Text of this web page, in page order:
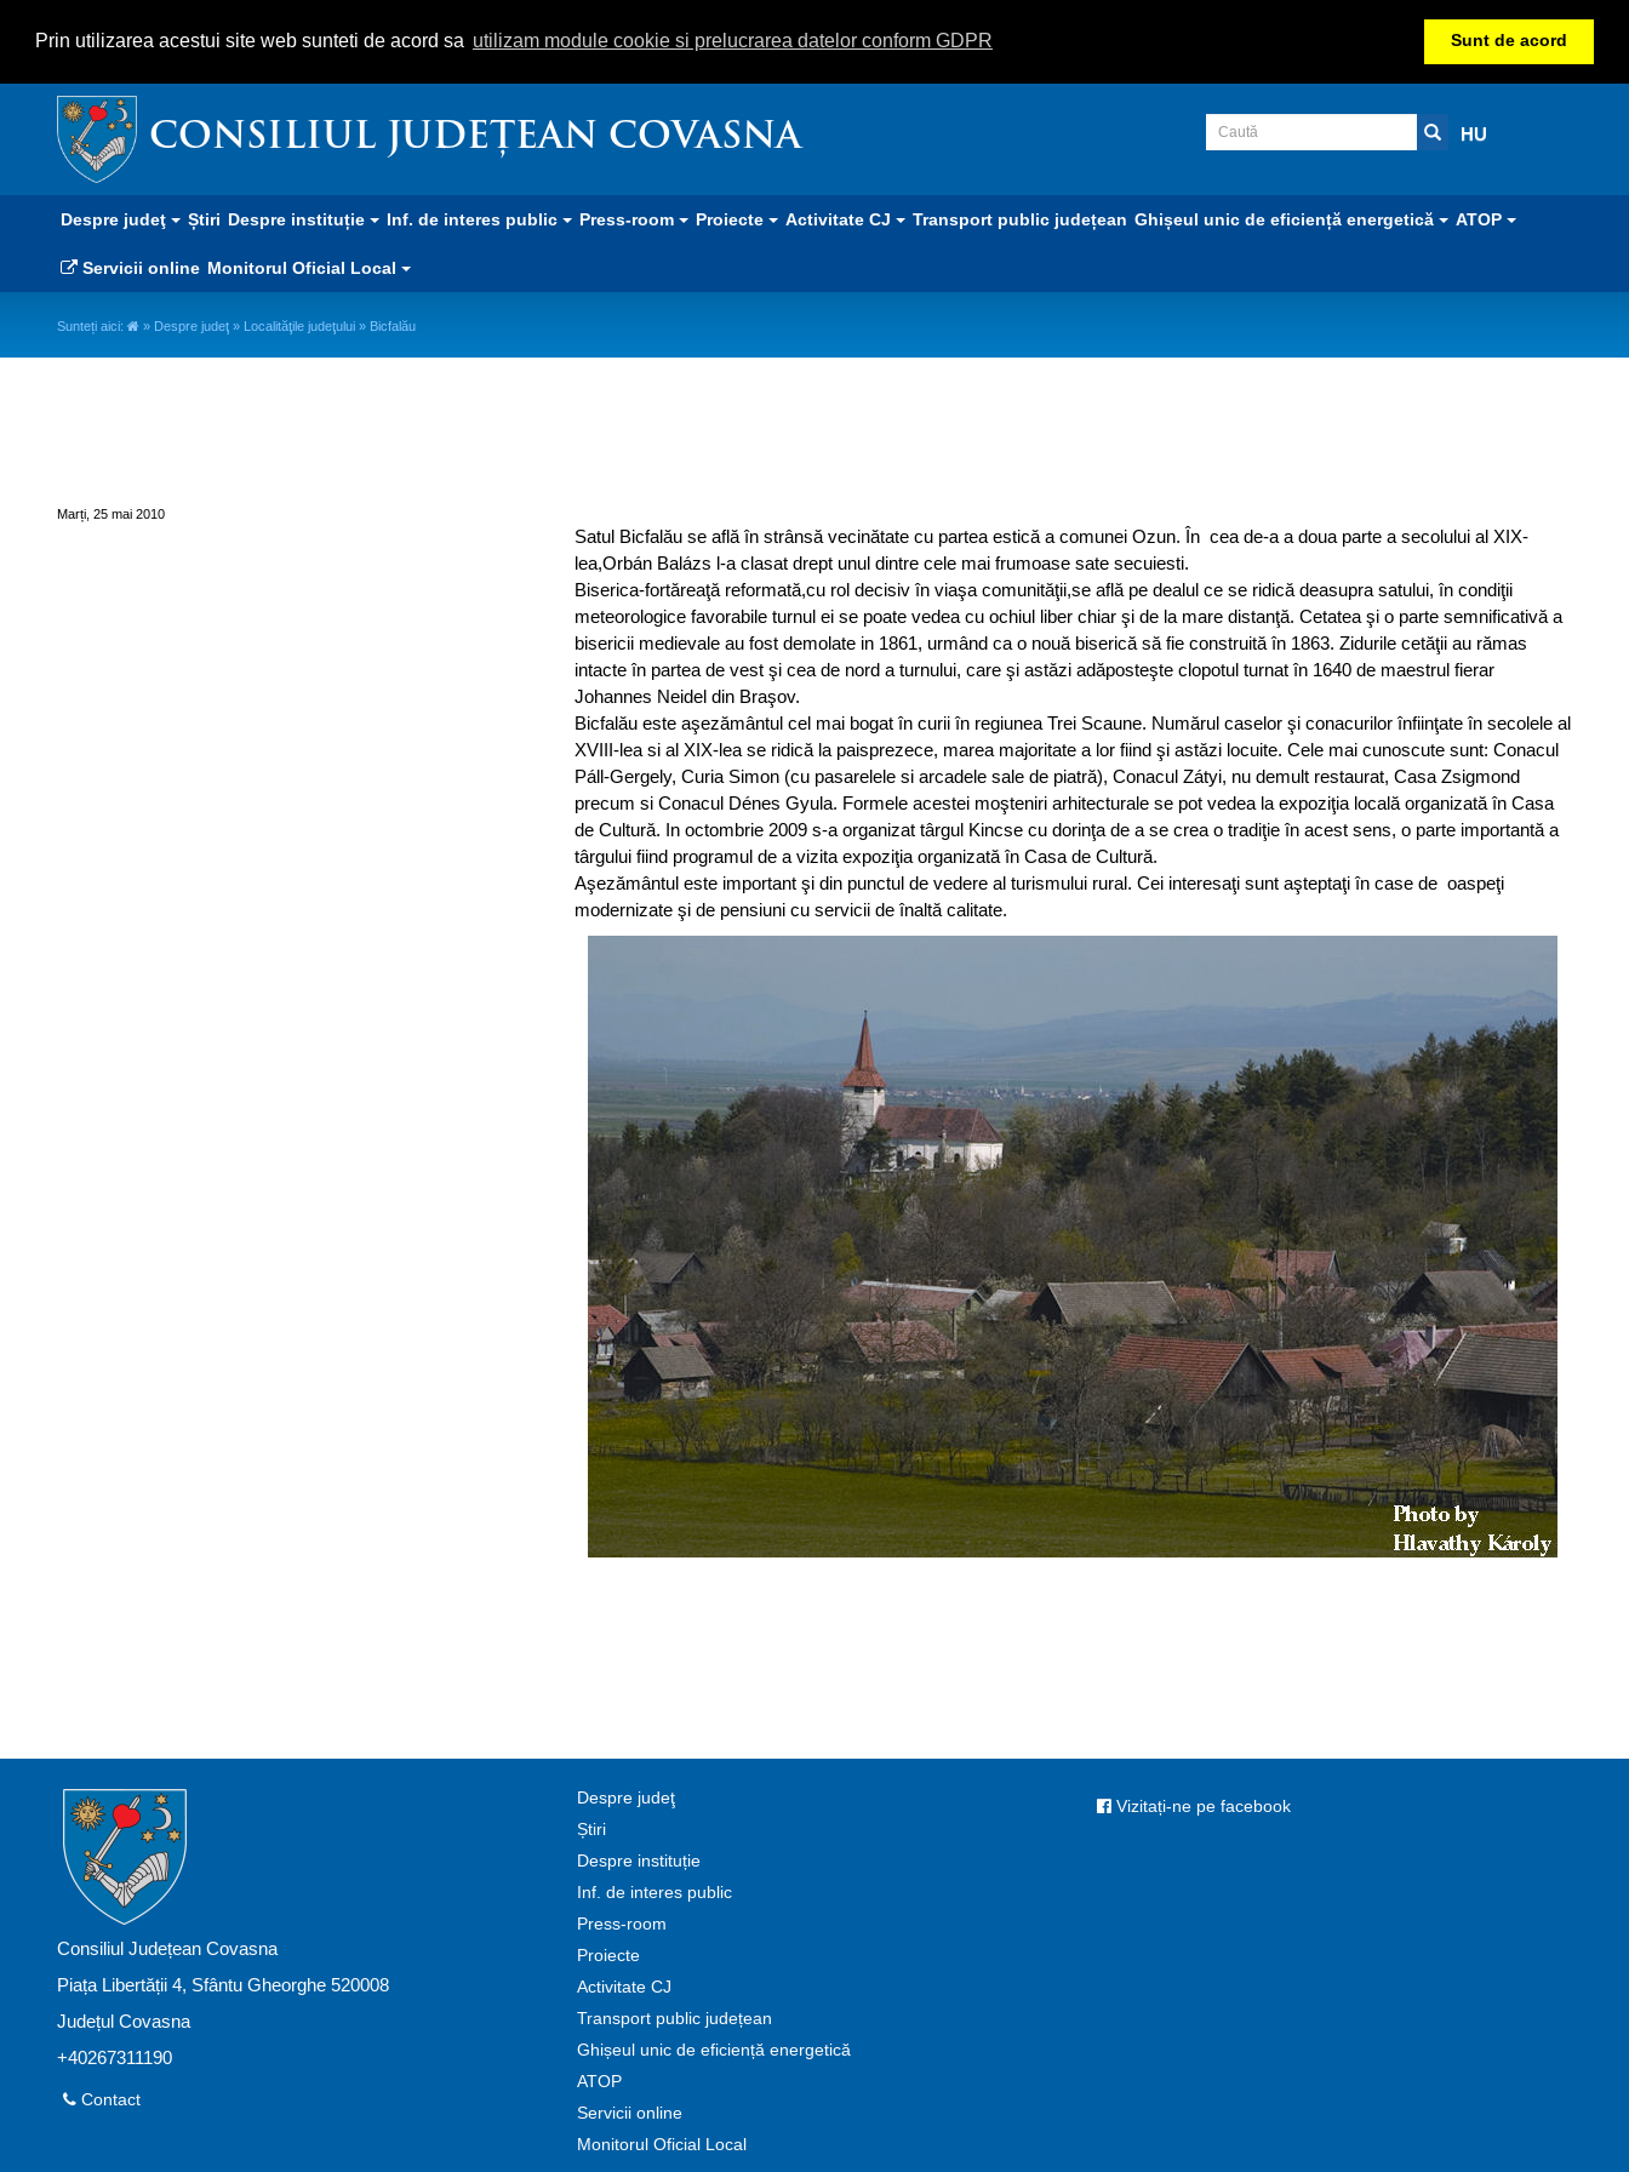
Prin utilizarea acestui site web sunteti de acord sa utilizam module cookie si prelucrarea datelor conform GDPR Sunt de acord
CONSILIUL JUDEȚEAN COVASNA HU
Despre judeţ Știri Despre instituție Inf. de interes public Press-room Proiecte Activitate CJ Transport public județean Ghișeul unic de eficiență energetică ATOP
Servicii online Monitorul Oficial Local
Sunteți aici: » Despre judeţ » Localităţile judeţului » Bicfalău
Marți, 25 mai 2010
Satul Bicfalău se află în strânsă vecinătate cu partea estică a comunei Ozun. În cea de-a a doua parte a secolului al XIX-
lea,Orbán Balázs l-a clasat drept unul dintre cele mai frumoase sate secuiesti.
Biserica-fortăreaţă reformată,cu rol decisiv în viaşa comunităţii,se află pe dealul ce se ridică deasupra satului, în condiţii
meteorologice favorabile turnul ei se poate vedea cu ochiul liber chiar şi de la mare distanţă. Cetatea şi o parte semnificativă a
bisericii medievale au fost demolate in 1861, urmând ca o nouă biserică să fie construită în 1863. Zidurile cetăţii au rămas
intacte în partea de vest şi cea de nord a turnului, care şi astăzi adăposteşte clopotul turnat în 1640 de maestrul fierar
Johannes Neidel din Braşov.
Bicfalău este aşezământul cel mai bogat în curii în regiunea Trei Scaune. Numărul caselor şi conacurilor înfiinţate în secolele al
XVIII-lea si al XIX-lea se ridică la paisprezece, marea majoritate a lor fiind şi astăzi locuite. Cele mai cunoscute sunt: Conacul
Páll-Gergely, Curia Simon (cu pasarelele si arcadele sale de piatră), Conacul Zátyi, nu demult restaurat, Casa Zsigmond
precum si Conacul Dénes Gyula. Formele acestei moşteniri arhitecturale se pot vedea la expoziţia locală organizată în Casa
de Cultură. In octombrie 2009 s-a organizat târgul Kincse cu dorinţa de a se crea o tradiţie în acest sens, o parte importantă a
târgului fiind programul de a vizita expoziţia organizată în Casa de Cultură.
Aşezământul este important şi din punctul de vedere al turismului rural. Cei interesaţi sunt aşteptaţi în case de oaspeţi
modernizate şi de pensiuni cu servicii de înaltă calitate.
Consiliul Județean Covasna
Piața Libertății 4, Sfântu Gheorghe 520008
Județul Covasna
+40267311190
Contact
Despre judeţ
Știri
Despre instituție
Inf. de interes public
Press-room
Proiecte
Activitate CJ
Transport public județean
Ghișeul unic de eficiență energetică
ATOP
Servicii online
Monitorul Oficial Local
Vizitați-ne pe facebook